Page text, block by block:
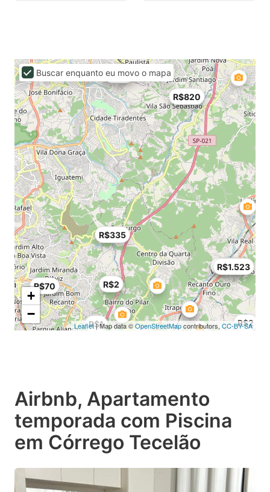
R$1
R$70
R$335
R$2
R$1.523
R$2
R$800
R$820
R$60
+
−
Leaflet| Map data ©OpenStreetMapcontributors, CC-BY-SA
Buscar enquanto eu movo o mapa
Airbnb, Apartamento
temporada com Piscina
em Córrego Tecelão